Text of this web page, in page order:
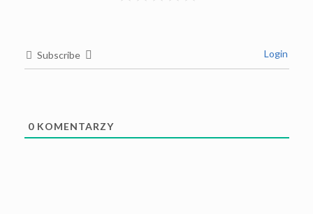
Subscribe Login
0KOMENTARZY